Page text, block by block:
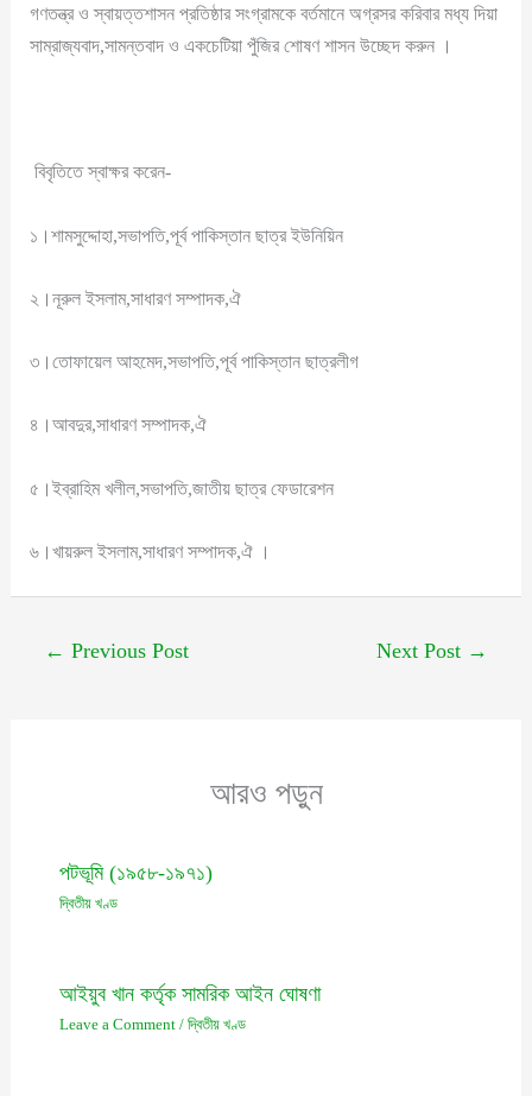
গণতন্ত্র ও স্বায়ত্তশাসন প্রতিষ্ঠার সংগ্রামকে বর্তমানে অগ্রসর করিবার মধ্য দিয়া
সাম্রাজ্যবাদ,সামন্তবাদ ও একচেটিয়া পুঁজির শোষণ শাসন উচ্ছেদ করুন ।
বিবৃতিতে স্বাক্ষর করেন-
১।শামসুদ্দোহা,সভাপতি,পূর্ব পাকিস্তান ছাত্র ইউনিয়িন
২।নূরুল ইসলাম,সাধারণ সম্পাদক,ঐ
৩।তোফায়েল আহমেদ,সভাপতি,পূর্ব পাকিস্তান ছাত্রলীগ
৪।আবদুর,সাধারণ সম্পাদক,ঐ
৫।ইব্রাহিম খলীল,সভাপতি,জাতীয় ছাত্র ফেডারেশন
৬।খায়রুল ইসলাম,সাধারণ সম্পাদক,ঐ ।
← Previous Post Next Post →
আরও পড়ুন
পটভূমি (১৯৫৮-১৯৭১)
দ্বিতীয় খণ্ড
আইয়ুব খান কর্তৃক সামরিক আইন ঘোষণা
Leave a Comment / দ্বিতীয় খণ্ড